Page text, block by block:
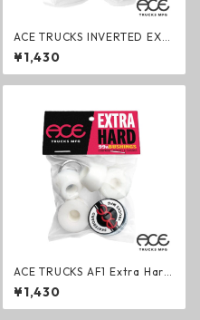
ACE TRUCKS INVERTED EXT
RA HARD Bushings エースト
ラック インバーテッド エクス
トラハードブッシュセット ス
¥1,430
ACE TRUCKS AF1 Extra Hard
Bushings エーストラック ブ
ッシュセット エクストラハー
ド スケートボード用パーツ
¥1,430